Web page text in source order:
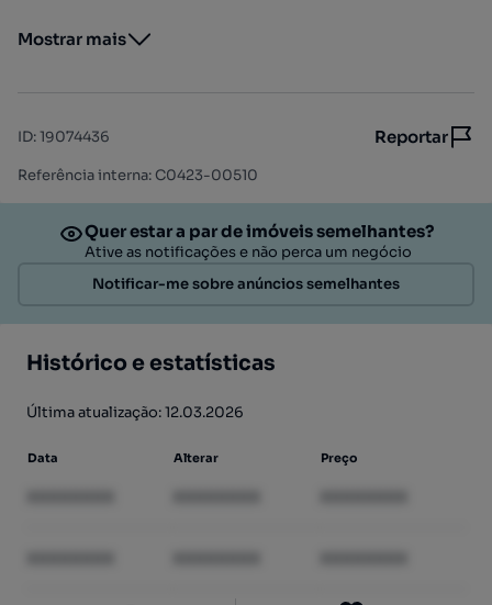
Mostrar mais
ID:19074436 Reportar
Referência interna: C0423-00510
Quer estar a par de imóveis semelhantes?
Ative as notificações e não perca um negócio
Notificar-me sobre anúncios semelhantes
Histórico e estatísticas
Última atualização: 12.03.2026
Data Alterar Preço